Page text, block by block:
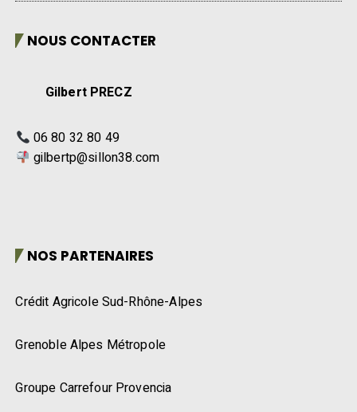
NOUS CONTACTER
Gilbert PRECZ
06 80 32 80 49
gilbertp@sillon38.com
NOS PARTENAIRES
Crédit Agricole Sud-Rhône-Alpes
Grenoble Alpes Métropole
Groupe Carrefour Provencia